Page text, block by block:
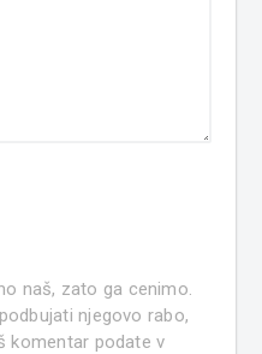
naš, zato ga cenimo.
njegovo rabo,
komentar podate v